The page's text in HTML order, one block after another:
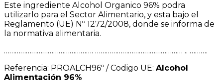
Este ingrediente Alcohol Organico 96% podra
utilizarlo para el Sector Alimentario, y esta bajo el
Reglamento (UE) Nº 1272/2008, donde se informa de
la normativa alimentaria.
…………………………………………. ………………………………………… .. ……….
Referencia: PROALCH96º / Codigo UE: Alcohol
Alimentación 96%